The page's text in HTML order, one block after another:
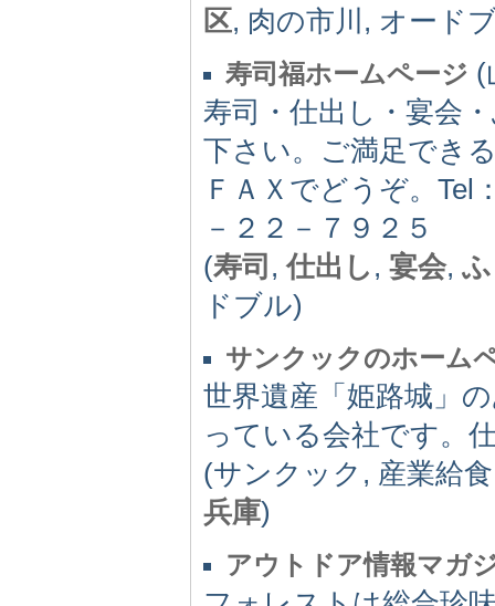
区, 肉の市川, オード
寿司福ホームページ (
寿司・仕出し・宴会
下さい。ご満足でき
ＦＡＸでどうぞ。Tel
－２２－７９２５
(寿司 ,仕出し , 宴会,
ドブル)
サンクックのホーム
世界遺産「姫路城」
っている会社です。
(サンクック, 産業給
兵庫)
アウトドア情報マガ